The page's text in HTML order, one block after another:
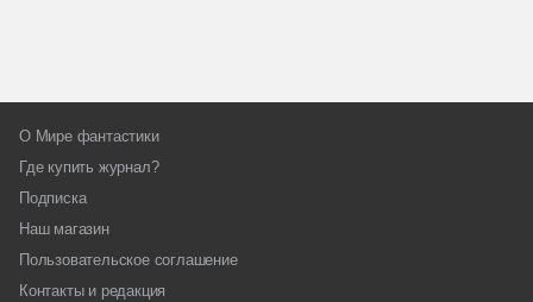
О Мире фантастики
Где купить журнал?
Подписка
Наш магазин
Пользовательское соглашение
Контакты и редакция